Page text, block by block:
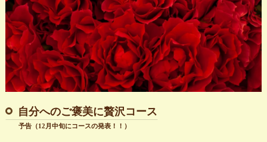
自分へのご褒美に贅沢コース
予告（12月中旬にコースの発表！！）